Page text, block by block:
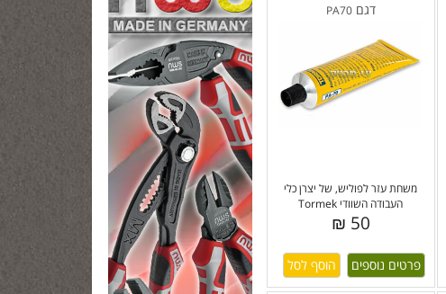
דגםPA70
משחת עזר לפוליש, של יצרן כלי
העבודה השוודי Tormek
50 ₪
פרטים נוספים